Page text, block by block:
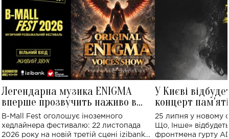
Легендарна музика ENIGMA
вперше прозвучить наживо в
Україні: де відбудеться концерт
B-Mall Fest оголошує іноземного
хедлайнера фестивалю: 22 листопада
2026 року на новій третій сцені izibank
У Києві
концерт
Клименка:
виконають
25 липня у новому
Що, Інше»
фронтмена гурту